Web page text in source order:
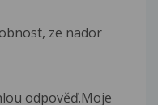
ze nador
odpověď.Moje